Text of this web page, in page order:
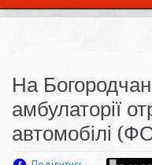
На
амбулаторії
автомобілі